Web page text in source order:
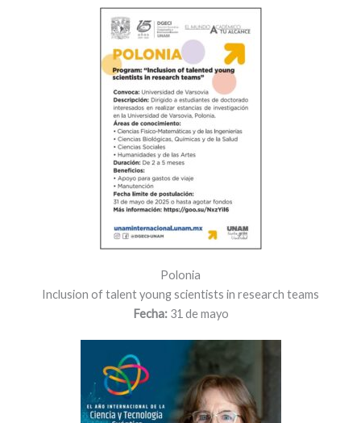
Polonia
Inclusion of talent young scientists in research teams
Fecha:31 de mayo